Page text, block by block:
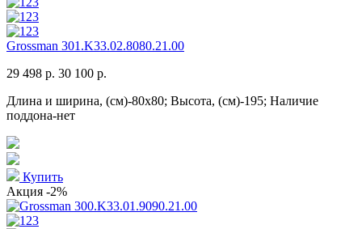
Grossman 301.K33.02.8080.21.00
29 498 р. 30 100 р.
Длина и ширина, (см)-80x80; Высота, (см)-195; Наличие
поддона-нет
Купить
Акция -2%